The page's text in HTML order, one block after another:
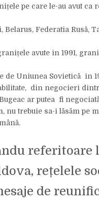
pe care le-au avut ca
Federatia Rusă,
avute in 1991,
Uniunea Sovietică in
din negocieri
ar putea fi
trebuie sa-i lăsăm pe
referitoare
rețelele
de